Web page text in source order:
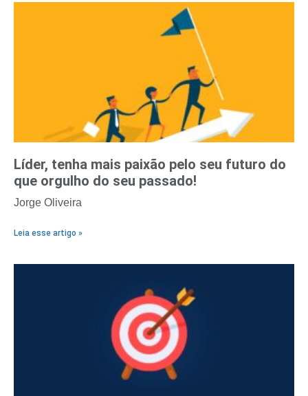
Líder, tenha mais paixão pelo seu futuro do
que orgulho do seu passado!
Jorge Oliveira
Leia esse artigo »